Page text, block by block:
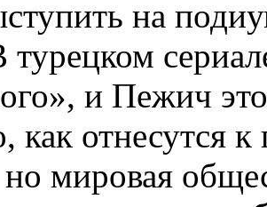
на
и Пежич
как отнесутся
мировая